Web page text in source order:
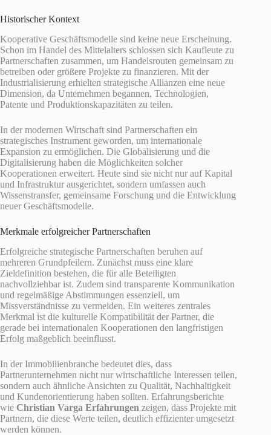
Historischer Kontext
Kooperative Geschäftsmodelle sind keine neue Erscheinung.
Schon im Handel des Mittelalters schlossen sich Kaufleute zu
Partnerschaften zusammen, um Handelsrouten gemeinsam zu
betreiben oder größere Projekte zu finanzieren. Mit der
Industrialisierung erhielten strategische Allianzen eine neue
Dimension, da Unternehmen begannen, Technologien,
Patente und Produktionskapazitäten zu teilen.
In der modernen Wirtschaft sind Partnerschaften ein
strategisches Instrument geworden, um internationale
Expansion zu ermöglichen. Die Globalisierung und die
Digitalisierung haben die Möglichkeiten solcher
Kooperationen erweitert. Heute sind sie nicht nur auf Kapital
und Infrastruktur ausgerichtet, sondern umfassen auch
Wissenstransfer, gemeinsame Forschung und die Entwicklung
neuer Geschäftsmodelle.
Merkmale erfolgreicher Partnerschaften
Erfolgreiche strategische Partnerschaften beruhen auf
mehreren Grundpfeilern. Zunächst muss eine klare
Zieldefinition bestehen, die für alle Beteiligten
nachvollziehbar ist. Zudem sind transparente Kommunikation
und regelmäßige Abstimmungen essenziell, um
Missverständnisse zu vermeiden. Ein weiteres zentrales
Merkmal ist die kulturelle Kompatibilität der Partner, die
gerade bei internationalen Kooperationen den langfristigen
Erfolg maßgeblich beeinflusst.
In der Immobilienbranche bedeutet dies, dass
Partnerunternehmen nicht nur wirtschaftliche Interessen teilen,
sondern auch ähnliche Ansichten zu Qualität, Nachhaltigkeit
und Kundenorientierung haben sollten. Erfahrungsberichte
wie Christian Varga Erfahrungen zeigen, dass Projekte mit
Partnern, die diese Werte teilen, deutlich effizienter umgesetzt
werden können.